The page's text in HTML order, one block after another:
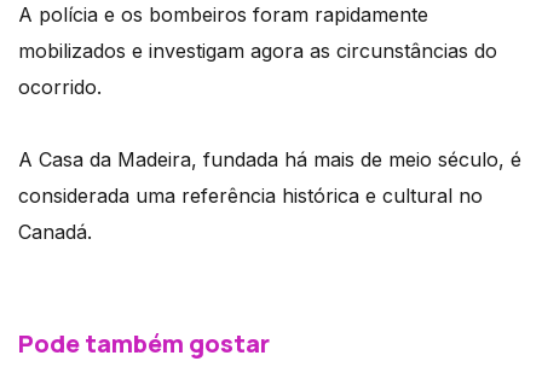
A polícia e os bombeiros foram rapidamente
mobilizados e investigam agora as circunstâncias do
ocorrido.
A Casa da Madeira, fundada há mais de meio século, é
considerada uma referência histórica e cultural no
Canadá.
Pode também gostar